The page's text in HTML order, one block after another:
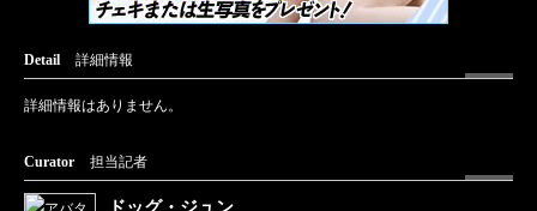
Detail 詳細情報
詳細情報はありません。
Curator 担当記者